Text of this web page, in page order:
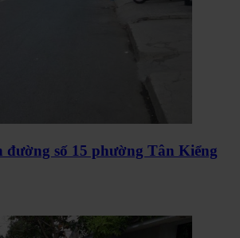
đường số 15 phường Tân Kiểng